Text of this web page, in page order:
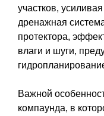
участков,
дренажная
протектора,
влаги и шуги,
Важной
компаунда, в